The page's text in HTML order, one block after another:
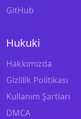
GitHub
Hukuki
Hakkımızda
Gizlilik Politikası
Kullanım Şartları
DMCA